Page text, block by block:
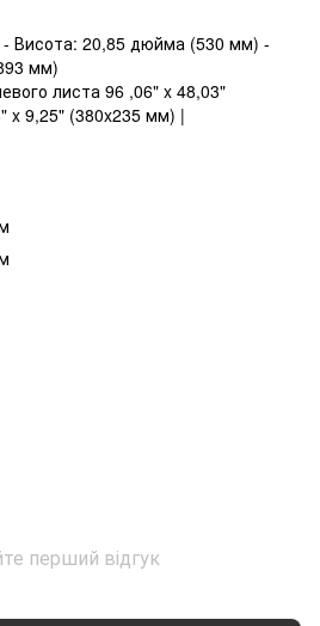
Висота: 20,85 дюйма (530 мм) -
мм)
листа 96 ,06" x 48,03"
x 9,25" (380x235 мм) |
перший відгук